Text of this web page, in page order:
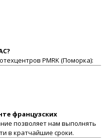
PMRK (Поморка):
французских
позволяет нам выполнять
в кратчайшие сроки.